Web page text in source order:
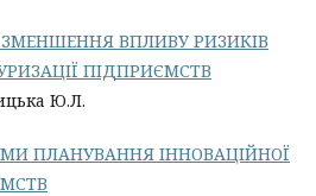
ВПЛИВУ РИЗИКІВ
ПІДПРИЄМСТВ
Ю.Л.
ПЛАНУВАННЯ ІННОВАЦІЙНОЇ